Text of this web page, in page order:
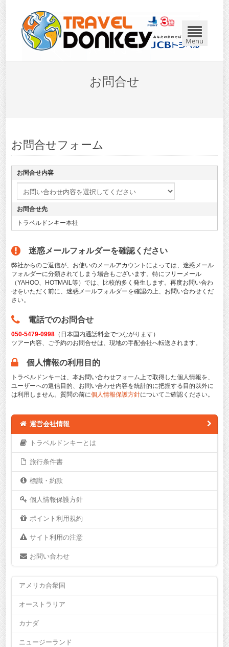
Menu
お問合せ
お問合せフォーム
お問合せ内容
お問合せ先
トラベルドンキー本社
迷惑メールフォルダーを確認ください
弊社からのご返信が、お使いのメールアカウントによっては、迷惑メール
フォルダーに分類されてしまう場合もございます。特にフリーメール
（YAHOO、HOTMAIL等）では、比較的多く発生します。再度お問い合わ
せをいただく前に、迷惑メールフォルダーを確認の上、お問い合わせくだ
さい。
電話でのお問合せ
050-5479-0998（日本国内通話料金でつながります）
ツアー内容、ご予約のお問合せは、現地の手配会社へ転送されます。
個人情報の利用目的
トラベルドンキーは、本お問い合わせフォーム上で取得した個人情報を、
ユーザーへの返信目的、お問い合わせ内容を統計的に把握する目的以外に
は利用しません。質問の前に個人情報保護方針についてご確認ください。
運営会社情報
トラベルドンキーとは
旅行条件書
標識・約款
個人情報保護方針
ポイント利用規約
サイト利用の注意
お問い合わせ
アメリカ合衆国
オーストラリア
カナダ
ニュージーランド